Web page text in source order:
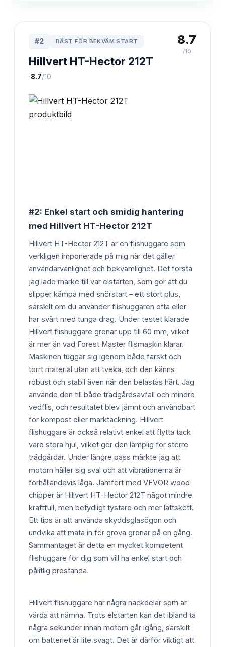
#2 BÄST FÖR BEKVÄM START
Hillvert HT-Hector 212T
·8.7/10
8.7
/10
#2: Enkel start och smidig hantering
med Hillvert HT-Hector 212T
Hillvert HT-Hector 212T är en flishuggare som
verkligen imponerade på mig när det gäller
användarvänlighet och bekvämlighet. Det första
jag lade märke till var elstarten, som gör att du
slipper kämpa med snörstart – ett stort plus,
särskilt om du använder flishuggaren ofta eller
har svårt med tunga drag. Under testet klarade
Hillvert flishuggare grenar upp till 60 mm, vilket
är mer än vad Forest Master flismaskin klarar.
Maskinen tuggar sig igenom både färskt och
torrt material utan att tveka, och den känns
robust och stabil även när den belastas hårt. Jag
använde den till både trädgårdsavfall och mindre
vedflis, och resultatet blev jämnt och användbart
för kompost eller marktäckning. Hillvert
flishuggare är också relativt enkel att flytta tack
vare stora hjul, vilket gör den lämplig för större
trädgårdar. Under längre pass märkte jag att
motorn håller sig sval och att vibrationerna är
förhållandevis låga. Jämfört med VEVOR wood
chipper är Hillvert HT-Hector 212T något mindre
kraftfull, men betydligt tystare och mer lättskött.
Ett tips är att använda skyddsglasögon och
undvika att mata in för grova grenar på en gång.
Sammantaget är detta en mycket kompetent
flishuggare för dig som vill ha enkel start och
pålitlig prestanda.
Hillvert flishuggare har några nackdelar som är
värda att nämna. Trots elstarten kan det ibland ta
några sekunder innan motorn går igång, särskilt
om batteriet är lite svagt. Det är därför viktigt att